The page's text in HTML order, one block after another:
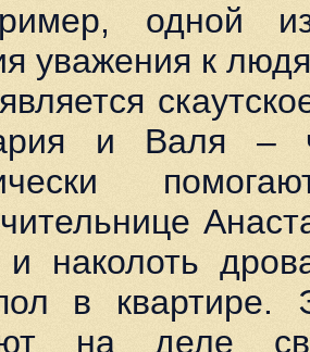
одной
уважения к
и Валя –
и наколоть
в квартире.
на деле